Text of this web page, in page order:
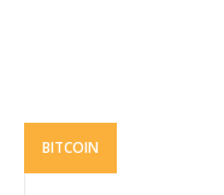
BITCOIN